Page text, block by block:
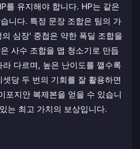
를 유지해야 합니다. HP는 같은
니다. 특정 문장 조합은 팀의 가
심장' 중첩은 약한 폭딜 조합을
사수 조합을 맵 청소기로 만듭
다르며, 높은 난이도를 깰수록
당 두 번의 기회를 잘 활용하면
포지안 복제본을 얻을 수 있습니
는 최고 가치의 보상입니다.